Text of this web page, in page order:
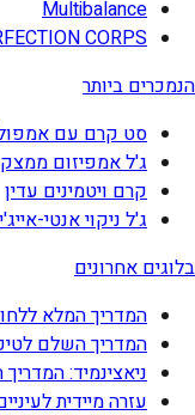
Multibalance
CORPS
הנמכרים ביותר
סט קרם עם
ג'ל אמפיזום ממצק
קרם ויטמינים עדין
ג'ל ניקוי אנטי-
בלוגים אחרונים
המדריך המלא
המדריך השלם
ניאצינמיד:
עזרה מיידית